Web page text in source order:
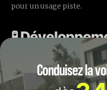
pour un usage piste.
🧪
prototypes
limitéeConduisez la